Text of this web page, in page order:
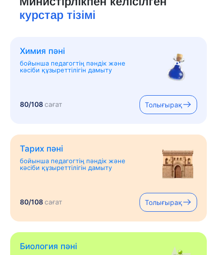
курстар тізімі
Химия пәні
бойынша педагогтің пәндік және
кәсіби құзыреттілігін дамыту
80/108сағат Толығырақ
Тарих пәні
бойынша педагогтің пәндік және
кәсіби құзыреттілігін дамыту
80/108сағат Толығырақ
Биология пәні